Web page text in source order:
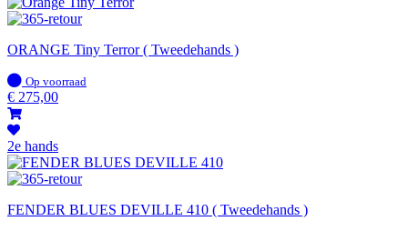
ORANGE Tiny Terror ( Tweedehands )
Op
voorraad
Op voorraad
€ 275,00
2e hands
FENDER BLUES DEVILLE 410 ( Tweedehands )